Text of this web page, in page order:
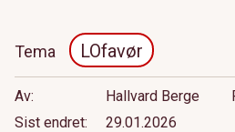
Tema LOfavør
Av Hallvard Berge
Sist endret
29.01.2026